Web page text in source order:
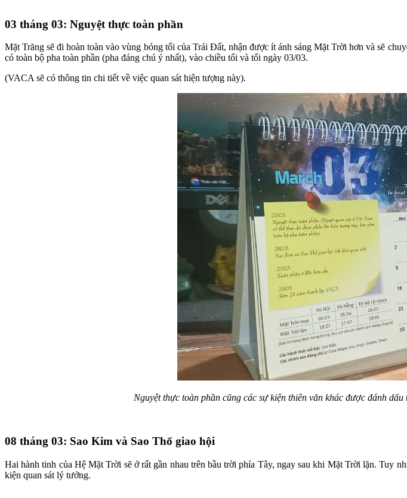
03 tháng 03: Nguyệt thực toàn phần
Mặt Trăng sẽ đi hoàn toàn vào vùng bóng tối của Trái Đất, nhận được ít ánh sáng Mặt Trời hơn và sẽ
có toàn bộ pha toàn phần (pha đáng chú ý nhất), vào chiều tối và tối ngày 03/03.
(VACA sẽ có thông tin chi tiết về việc quan sát hiện tượng này).
Nguyệt thực toàn phần cũng các sự kiện thiên văn khác được đánh
08 tháng 03: Sao Kim và Sao Thổ giao hội
Hai hành tinh của Hệ Mặt Trời sẽ ở rất gần nhau trên bầu trời phía Tây, ngay sau khi Mặt Trời lặn. Tuy
kiện quan sát lý tưởng.